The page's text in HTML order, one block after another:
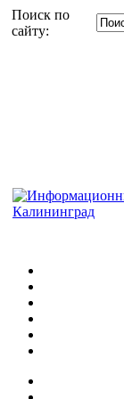
Поиск по
сайту: